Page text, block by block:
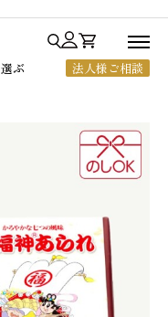
ぶ 法人様ご相談